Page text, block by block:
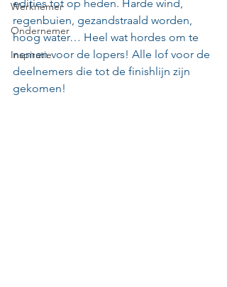
Werknemer
Ondernemer
Inspiratie
edities tot op heden. Harde wind,
regenbuien, gezandstraald worden,
hoog water… Heel wat hordes om te
nemen voor de lopers! Alle lof voor de
deelnemers die tot de finishlijn zijn
gekomen!